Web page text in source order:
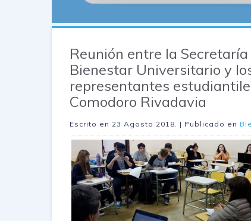
Reunión entre la Secretaría
Bienestar Universitario y
representantes
Comodoro Rivadavia
Escrito en 23 Agosto 2018. | Publicado en